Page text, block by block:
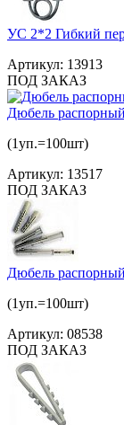
УС 2*2 Гибкий
Артикул: 13913
ПОД ЗАКАЗ
Дюбель
(1уп.=100шт)
Артикул: 13517
ПОД ЗАКАЗ
Дюбель
(1уп.=100шт)
Артикул: 08538
ПОД ЗАКАЗ